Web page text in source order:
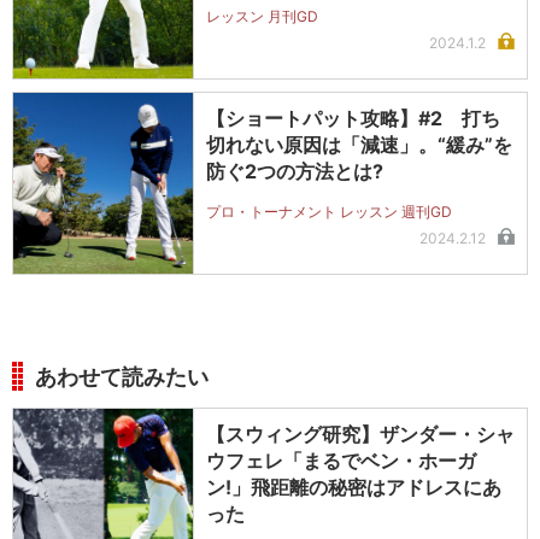
レッスン 月刊GD
2024.1.2
【ショートパット攻略】#2 打ち
切れない原因は「減速」。“緩み”を
防ぐ2つの方法とは?
プロ・トーナメント レッスン 週刊GD
2024.2.12
あわせて読みたい
【スウィング研究】ザンダー・シャ
ウフェレ「まるでベン・ホーガ
ン!」飛距離の秘密はアドレスにあ
った